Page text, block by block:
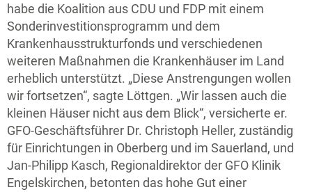
habe die Koalition aus CDU und FDP mit einem
Sonderinvestitionsprogramm und dem
Krankenhausstrukturfonds und verschiedenen
weiteren Maßnahmen die Krankenhäuser im Land
erheblich unterstützt. „Diese Anstrengungen wollen
wir fortsetzen“, sagte Löttgen. „Wir lassen auch die
kleinen Häuser nicht aus dem Blick“, versicherte er.
GFO-Geschäftsführer Dr. Christoph Heller, zuständig
für Einrichtungen in Oberberg und im Sauerland, und
Jan-Philipp Kasch, Regionaldirektor der GFO Klinik
Engelskirchen, betonten das hohe Gut einer